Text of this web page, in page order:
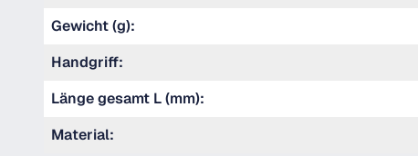
Gewicht (g):
Handgriff:
Länge gesamt L (mm):
Material: